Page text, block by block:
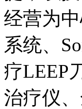
经营为
系统、
疗LEEP
治疗仪